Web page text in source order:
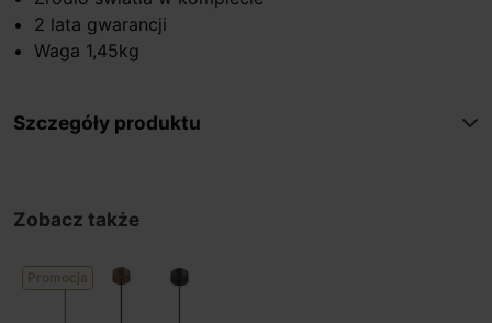
2 lata gwarancji
Waga 1,45kg
Szczegóły produktu
Zobacz także
Promocja